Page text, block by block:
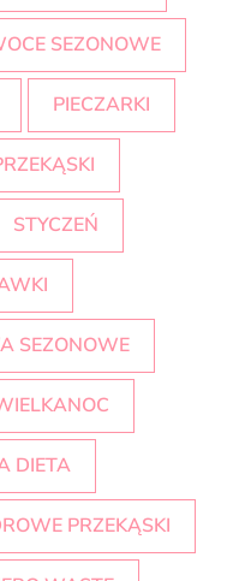
SEZONOWE
PIECZARKI
STYCZEŃ
SEZONOWE
DIETA
PRZEKĄSKI